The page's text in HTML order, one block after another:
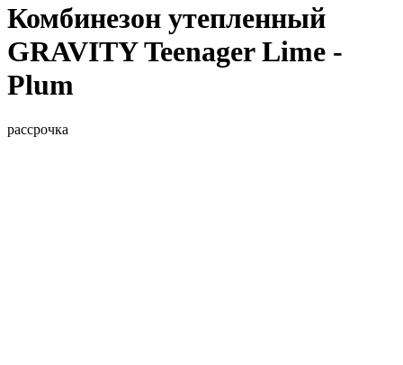
Комбинезон утепленный
GRAVITY Teenager Lime -
Plum
рассрочка